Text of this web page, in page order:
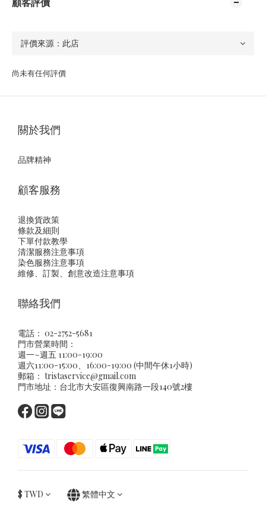
尚未有任何評價
關於我們
品牌精神
顧客服務
退換貨政策
條款及細則
下單付款教學
清潔服務注意事項
染色服務注意事項
維修、訂製、創意改造注意事項
聯絡我們
電話： 02-2752-5681
門市營業時間：
週一~週五 11:00-19:00
週六11:00-15:00、16:00-19:00 (中間午休1小時)
郵箱： tristaservice@gmail.com
門市地址：台北市大安區復興南路一段140號2樓
$ TWD 繁體中文